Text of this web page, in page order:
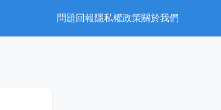
問題回報隱私權政策關於我們